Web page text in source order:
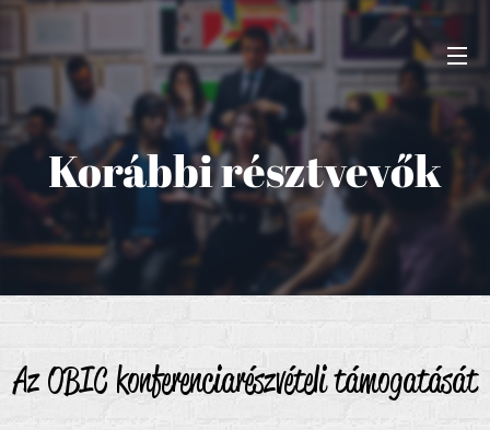
Korábbi résztvevők
Az OBIC konferenciarészvételi támogatását